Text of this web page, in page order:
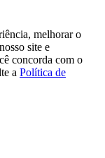
melhorar o
site e
concorda com o
a Política de